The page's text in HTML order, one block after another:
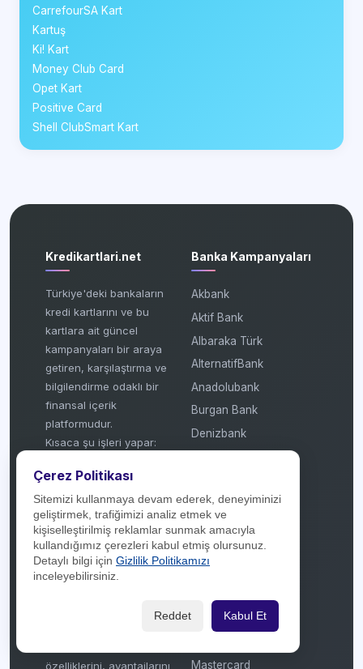
CarrefourSA Kart
Kartuş
Ki! Kart
Money Club Card
Opet Kart
Positive Card
Shell ClubSmart Kart
Kredikartlari.net
Türkiye'deki bankaların
kredi kartlarını ve bu
kartlara ait güncel
kampanyaları bir araya
getiren, karşılaştırma ve
bilgilendirme odaklı bir
finansal içerik
platformudur.
Kısaca şu işleri yapar:
Bankaların (Akbank,
Garanti, Yapı Kredi vb.)
banka bazlı veya kart
bazlı sunduğu puan,
taksit ve indirim
kampanyalarını güncel
Kart Karşılaştırma: Farklı
özelliklerini, avantajlarını
Banka Kampanyaları
Akbank
Aktif Bank
Albaraka Türk
AlternatifBank
Anadolubank
Burgan Bank
Denizbank
Garanti BBVA
Getirfinans
Halkbank
ING Bank
Mastercard
Çerez Politikası
Sitemizi kullanmaya devam ederek, deneyiminizi
geliştirmek, trafiğimizi analiz etmek ve
kişiselleştirilmiş reklamlar sunmak amacıyla
kullandığımız çerezleri kabul etmiş olursunuz.
Detaylı bilgi için Gizlilik Politikamızı
inceleyebilirsiniz.
Reddet Kabul Et